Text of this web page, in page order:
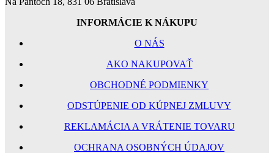
INFORMÁCIE K NÁKUPU
O NÁS
AKO NAKUPOVAŤ
OBCHODNÉ PODMIENKY
ODSTÚPENIE OD KÚPNEJ ZMLUVY
REKLAMÁCIA A VRÁTENIE TOVARU
OCHRANA OSOBNÝCH ÚDAJOV